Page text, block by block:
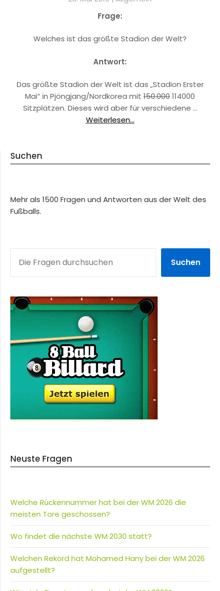
Frage:
Welches ist das größte Stadion der Welt?
Antwort:
Das größte Stadion der Welt ist das „Stadion Erster
Mai“ in Pjöngjang/Nordkorea mit 150.000114000
Sitzplätzen. Dieses wird aber für verschiedene …
Weiterlesen...
Suchen
Mehr als 1500 Fragen und Antworten aus der Welt des
Fußballs.
Suchen
Neuste Fragen
Welche Rückennummer hat bei der WM 2026 die
meisten Tore geschossen?
Wo findet die nächste WM 2030 statt?
Welchen Rekord hat Mohamed Hany bei der WM 2026
aufgestellt?